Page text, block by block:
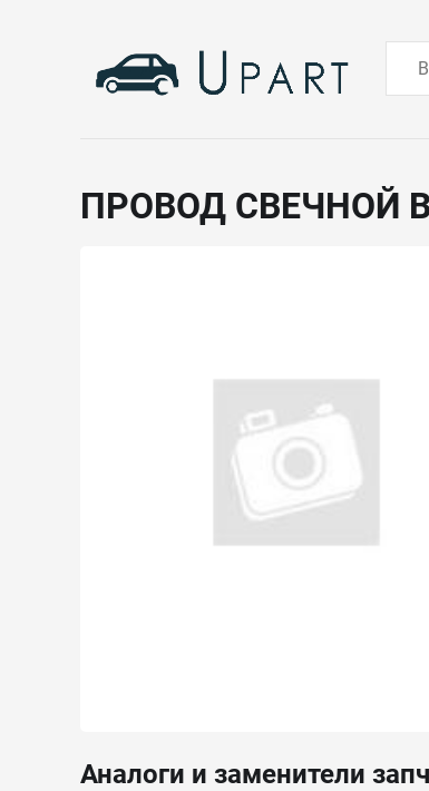
ПРОВОД СВЕЧНОЙ
Аналоги и заменители